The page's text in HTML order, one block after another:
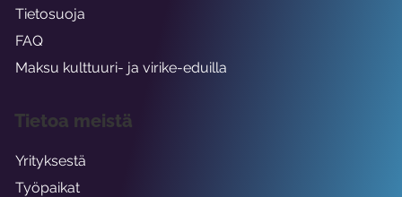
Tietosuoja
FAQ
Maksu kulttuuri- ja virike-eduilla
Tietoa meistä
Yrityksestä
Työpaikat